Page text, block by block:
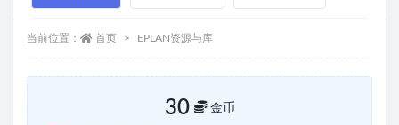
当前位置： 首页 EPLAN资源与库
30 金币